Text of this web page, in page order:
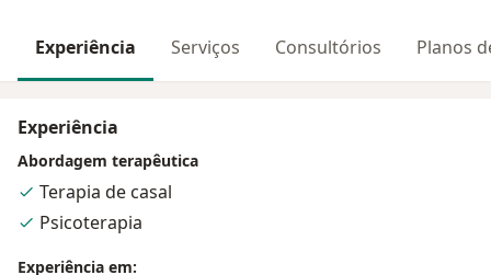
Experiência Serviços Consultórios Planos
Experiência
Abordagem terapêutica
Terapia de casal
Psicoterapia
Experiência em: